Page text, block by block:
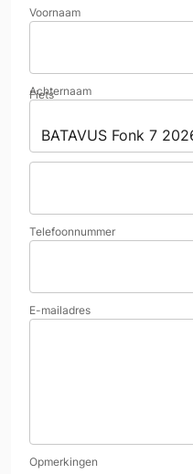
Voornaam
Achternaam
Fiets
Telefoonnummer
E-mailadres
Opmerkingen